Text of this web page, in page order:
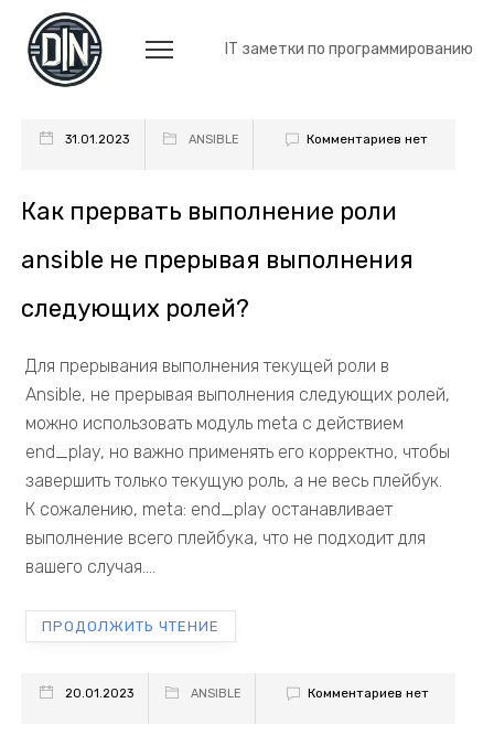
IT заметки по программированию
31.01.2023 ANSIBLE Комментариев нет
Как прервать выполнение роли
ansible не прерывая выполнения
следующих ролей?
Для прерывания выполнения текущей роли в
Ansible, не прерывая выполнения следующих ролей,
можно использовать модуль meta с действием
end_play, но важно применять его корректно, чтобы
завершить только текущую роль, а не весь плейбук.
К сожалению, meta: end_play останавливает
выполнение всего плейбука, что не подходит для
вашего случая....
ПРОДОЛЖИТЬ ЧТЕНИЕ
20.01.2023 ANSIBLE Комментариев нет